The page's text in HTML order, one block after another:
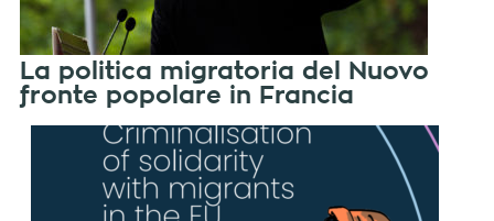
La politica migratoria del Nuovo
fronte popolare in Francia